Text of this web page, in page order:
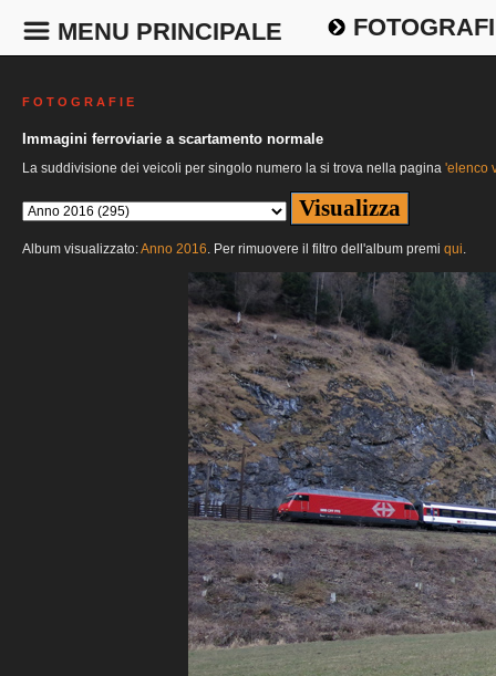
MENU PRINCIPALE
F O T O G R A F I E
Immagini ferroviarie a scartamento normale
La suddivisione dei veicoli per singolo numero la si trova nella pagina 'elenco
Album visualizzato:Anno 2016. Per rimuovere il filtro dell'album premi qui.